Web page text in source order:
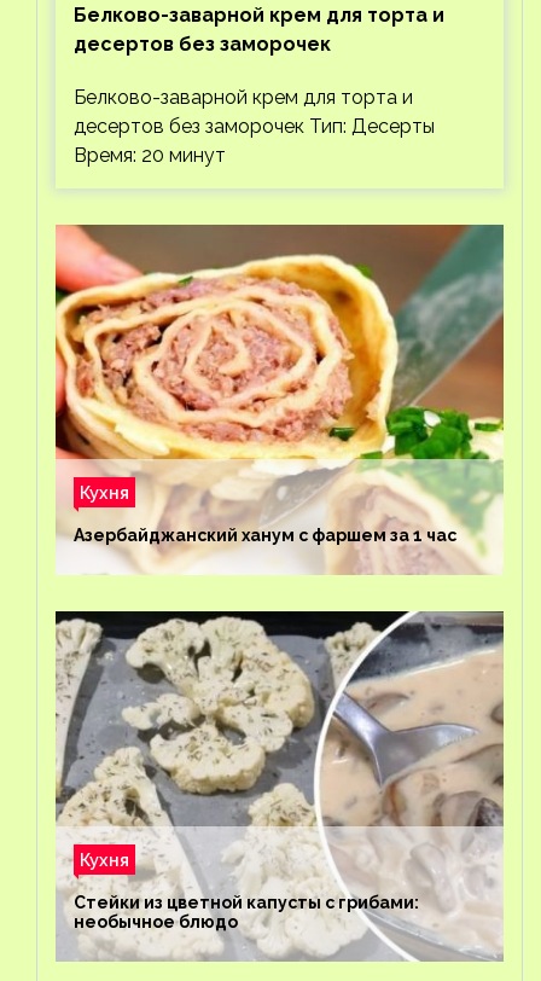
Белково-заварной крем для торта и
десертов без заморочек
Белково-заварной крем для торта и
десертов без заморочек Тип: Десерты
Время: 20 минут
Кухня
Азербайджанский ханум с фаршем за 1 час
Кухня
Стейки из цветной капусты с грибами:
необычное блюдо